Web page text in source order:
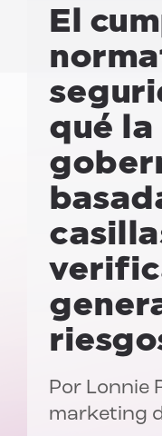
El
qué la
Por Lonnie
marketing